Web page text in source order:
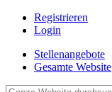
Registrieren
Login
Stellenangebote
Gesamte Website